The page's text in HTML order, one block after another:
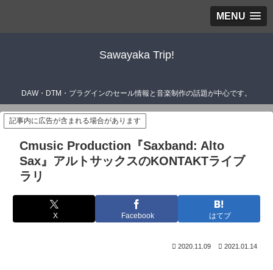
MENU
Sawayaka Trip!
DAW・DTM・プラグインのセール情報と音楽制作の話題が中心です。
記事内に広告が含まれる場合があります
Cmusic Production『Saxband: Alto
Sax』アルトサックスのKONTAKTライブ
ラリ
X Facebook はてブ
2020.11.09 2021.01.14